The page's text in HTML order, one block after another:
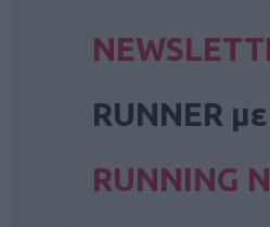
RUNNER
RUNNING